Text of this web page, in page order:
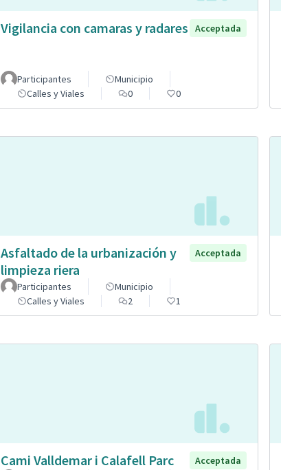
Vigilancia con camaras y radares Acceptada
Participantes
Municipio
Calles y Viales
0 0
Asfaltado de la urbanización y
limpieza riera
Acceptada
Participantes
Municipio
Calles y Viales
2 1
Cami Valldemar i Calafell Parc
Acceptada